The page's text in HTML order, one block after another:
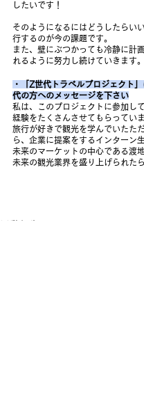
したいです！
そのようになるにはどうしたらい
行するのが今の課題です。
また、壁にぶつかっても冷静に計
れるように努力し続けていきます。
・「Z世代トラベルプロジェクト
代の方へのメッセージを下さい
私は、このプロジェクトに参加し
経験をたくさんさせてもらっていま
旅行が好きで観光を学んでいたた
ら、企業に提案をするインターン
未来のマーケットの中心である渡
未来の観光業界を盛り上げられた